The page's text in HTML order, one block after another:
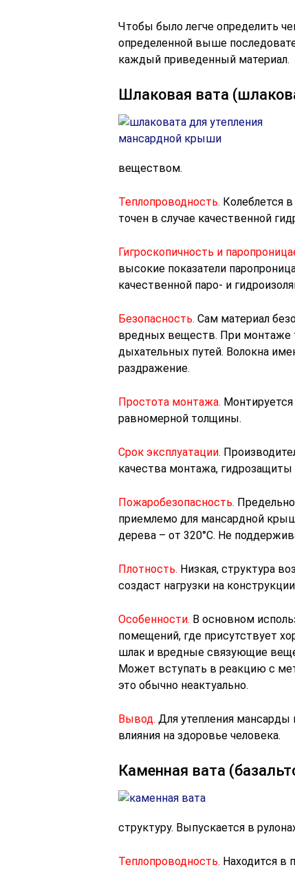
Чтобы было легче определить
определенной выше
каждый приведенный материал.
Шлаковая вата
веществом.
Теплопроводность. Колеблется
точен в случае качественной
Гигроскопичность и
высокие показатели
качественной паро- и
Безопасность. Сам материал
вредных веществ. При монтаже
дыхательных путей. Волокна
раздражение.
Простота монтажа.
равномерной толщины.
Срок эксплуатации.
качества монтажа,
Пожаробезопасность.
приемлемо для мансардной
дерева – от 320°С. Не
Плотность. Низкая, структура
создаст нагрузки на
Особенности. В основном
помещений, где присутствует
шлак и вредные связующие
Может вступать в реакцию с
это обычно неактуально.
Вывод. Для утепления мансарды
влияния на здоровье человека.
Каменная вата
структуру. Выпускается в
Теплопроводность. Находится в